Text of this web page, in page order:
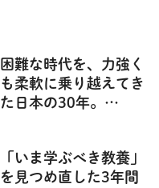
困難な時代を、力強く
も柔軟に乗り越えてき
た日本の30年。
望の書籍化！
「いま学ぶべき教養」
を見つめ直した3年間